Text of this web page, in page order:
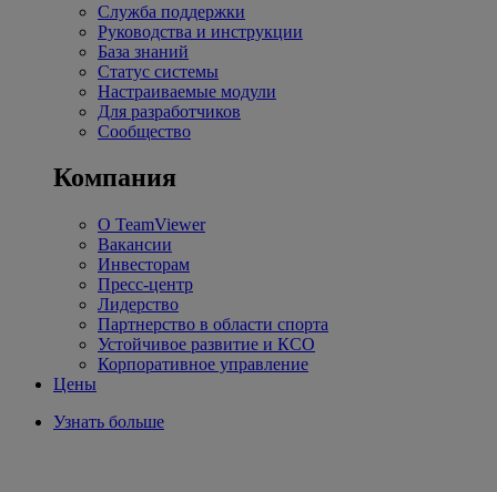
Служба поддержки
Руководства и инструкции
База знаний
Статус системы
Настраиваемые модули
Для разработчиков
Сообщество
Компания
О TeamViewer
Вакансии
Инвесторам
Пресс-центр
Лидерство
Партнерство в области спорта
Устойчивое развитие и КСО
Корпоративное управление
Цены
Узнать больше